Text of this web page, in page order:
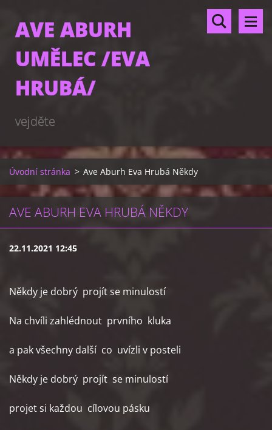
AVE ABURH
UMĚLEC /EVA
HRUBÁ/
vejděte
Úvodní stránka > Ave Aburh Eva Hrubá Někdy
AVE ABURH EVA HRUBÁ NĚKDY
22.11.2021 12:45
Někdy je dobrý projít se minulostí
Na chvíli zahlédnout prvního kluka
a pak všechny další co uvízli v posteli
Někdy je dobrý projít se minulostí
projet si každou cílovou pásku